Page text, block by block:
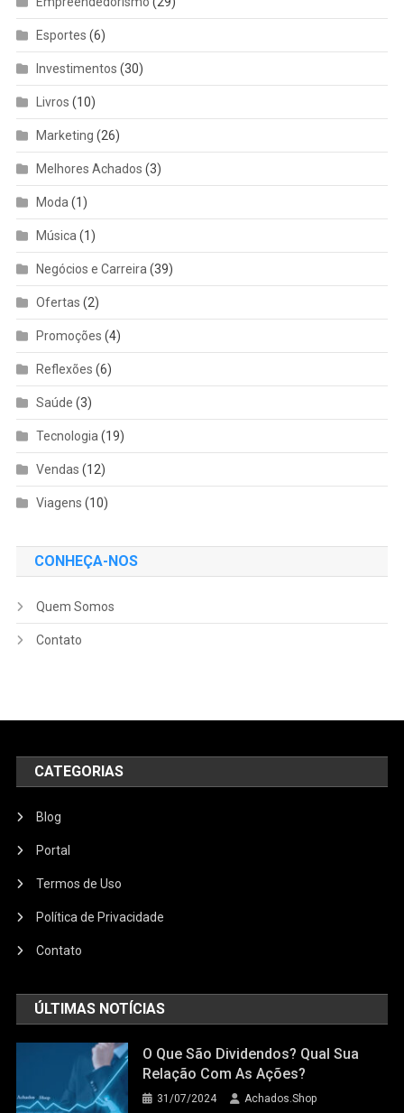
Esportes (6)
Investimentos (30)
Livros (10)
Marketing (26)
Melhores Achados (3)
Moda (1)
Música (1)
Negócios e Carreira (39)
Ofertas (2)
Promoções (4)
Reflexões (6)
Saúde (3)
Tecnologia (19)
Vendas (12)
Viagens (10)
CONHEÇA-NOS
Quem Somos
Contato
CATEGORIAS
Blog
Portal
Termos de Uso
Política de Privacidade
Contato
ÚLTIMAS NOTÍCIAS
O Que São Dividendos? Qual Sua
Relação Com As Ações?
31/07/2024 Achados.Shop